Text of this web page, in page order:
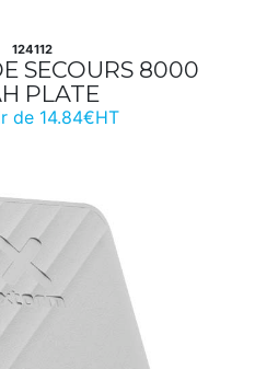
124112
SECOURS 8000
PLATE
de 14.84€HT